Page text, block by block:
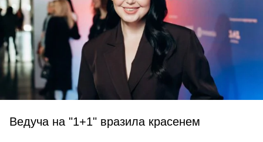
Ведуча на "1+1" вразила красенем